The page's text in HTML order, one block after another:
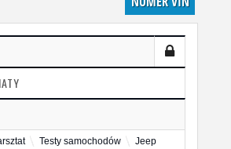
Testy samochodów
Jeep